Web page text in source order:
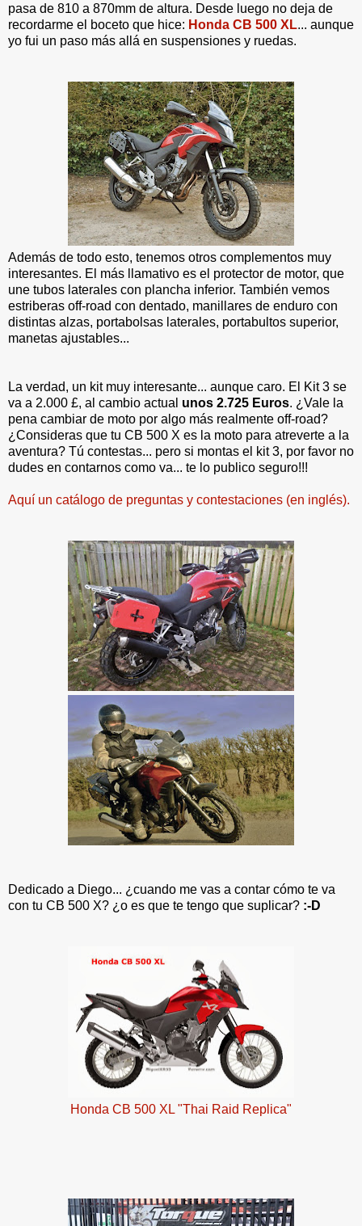
pasa de 810 a 870mm de altura. Desde luego no deja de
recordarme el boceto que hice: Honda CB 500 XL... aunque
yo fui un paso más allá en suspensiones y ruedas.
Además de todo esto, tenemos otros complementos muy
interesantes. El más llamativo es el protector de motor, que
une tubos laterales con plancha inferior. También vemos
estriberas off-road con dentado, manillares de enduro con
distintas alzas, portabolsas laterales, portabultos superior,
manetas ajustables...
La verdad, un kit muy interesante... aunque caro. El Kit 3 se
va a 2.000 £, al cambio actual unos 2.725 Euros. ¿Vale la
pena cambiar de moto por algo más realmente off-road?
¿Consideras que tu CB 500 X es la moto para atreverte a la
aventura? Tú contestas... pero si montas el kit 3, por favor no
dudes en contarnos como va... te lo publico seguro!!!
Aquí un catálogo de preguntas y contestaciones (en inglés).
Dedicado a Diego... ¿cuando me vas a contar cómo te va
con tu CB 500 X? ¿o es que te tengo que suplicar? :-D
Honda CB 500 XL "Thai Raid Replica"